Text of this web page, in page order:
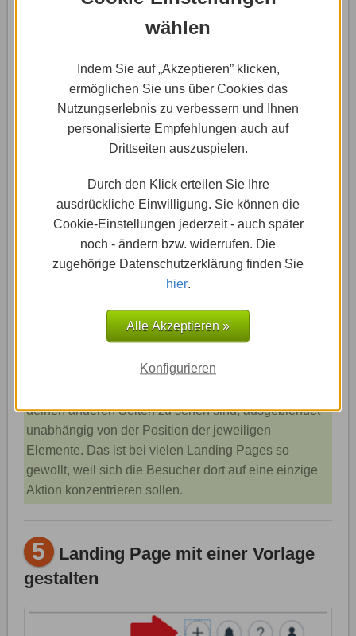
wählen
Indem Sie auf „Akzeptieren” klicken,
ermöglichen Sie uns über Cookies das
Nutzungserlebnis zu verbessern und Ihnen
personalisierte Empfehlungen auch auf
Drittseiten auszuspielen.
Durch den Klick erteilen Sie Ihre
ausdrückliche Einwilligung. Sie können die
Cookie-Einstellungen jederzeit - auch später
noch - ändern bzw. widerrufen. Die
zugehörige Datenschutzerklärung finden Sie
hier.
Alle Akzeptieren »
Konfigurieren
Dir werden nun zwei Einstellungsmöglichkeiten
angeboten: Entweder erstellst du eine Standardseite,
die oben über eine Kopfzeile und unten über eine
Fußzeile verfügt, oder du wählst eine Seite, die auf
diese verzichtet. Für eine Landing Page benötigst du
Fußzeile". Jetzt musst du nur noch auf den blauen
"OK"-Button drücken und hast erfolgreich eine Landing
Page erstellt.
Gestalte deine Landing Page nun frei nach deinen
Vorstellungen. Nutze dazu die Bearbeitungsleiste auf
der linken Seite des Website-Editors, genauso wie bei
den anderen Seiten.
Wenn du eine Seite ohne Kopf- und
deinen anderen Seiten zu sehen sind, ausgeblendet –
unabhängig von der Position der jeweiligen
Elemente. Das ist bei vielen Landing Pages so
gewollt, weil sich die Besucher dort auf eine einzige
Aktion konzentrieren sollen.
5 Landing Page mit einer Vorlage
gestalten